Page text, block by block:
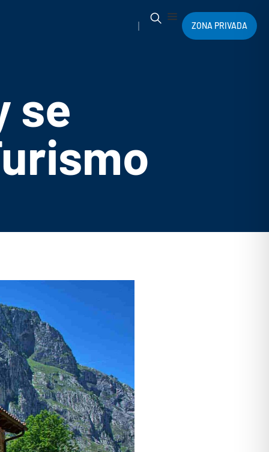
ZONA PRIVADA
se